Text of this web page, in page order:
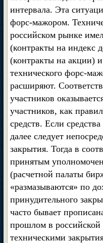
интервала. Эта
форс-мажором.
российском рынке
(контракты на индекс
(контракты на акции)
технического форс-
расширяют.
участников
участников, как
средств. Если
далее следует
закрытия. Тогда в
принятым
(расчетной палаты
«размазываются» по
принудительного
часто бывает
прошлом в российской
техническими